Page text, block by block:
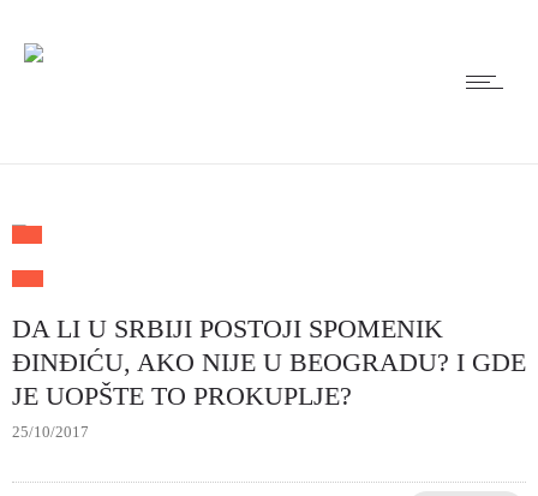
DA LI U SRBIJI POSTOJI SPOMENIK
ĐINĐIĆU, AKO NIJE U BEOGRADU? I GDE
JE UOPŠTE TO PROKUPLJE?
25/10/2017